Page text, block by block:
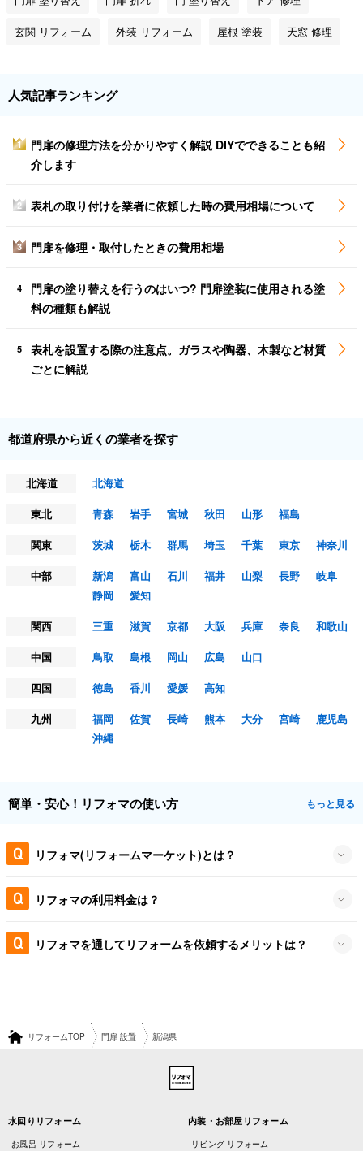
玄関 リフォーム 外装 リフォーム 屋根 塗装 天窓 修理
人気記事ランキング
1
門扉の修理方法を分かりやすく解説 DIYでできることも紹
介します
2 表札の取り付けを業者に依頼した時の費用相場について
3 門扉を修理・取付したときの費用相場
4
門扉の塗り替えを行うのはいつ? 門扉塗装に使用される塗
料の種類も解説
5
表札を設置する際の注意点。ガラスや陶器、木製など材質
ごとに解説
都道府県から近くの業者を探す
北海道
北海道
東北
青森 岩手 宮城 秋田 山形
福島
関東
茨城 栃木 群馬 埼玉 千葉 東京
神奈川
中部
新潟 富山 石川 福井 山梨 長野
岐阜
静岡
愛知
関西
三重 滋賀 京都 大阪 兵庫 奈良
和歌山
中国
鳥取 島根 岡山 広島
山口
四国
徳島 香川 愛媛
高知
九州
福岡 佐賀 長崎 熊本 大分 宮崎
鹿児島
沖縄
簡単・安心！リフォマの使い方 もっと見る
リフォマ(リフォームマーケット)とは？
リフォマの利用料金は？
リフォマを通してリフォームを依頼するメリットは？
リフォームTOP 門扉 設置 新潟県
水回りリフォーム
お風呂 リフォーム
内装・お部屋リフォーム
リビング リフォーム